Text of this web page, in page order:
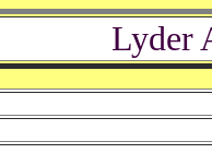
Lyder